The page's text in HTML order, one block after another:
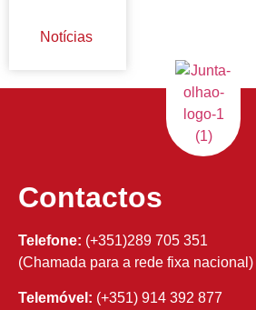
Notícias
Contactos
Telefone: (+351)289 705 351
(Chamada para a rede fixa nacional)
Telemóvel: (+351) 914 392 877